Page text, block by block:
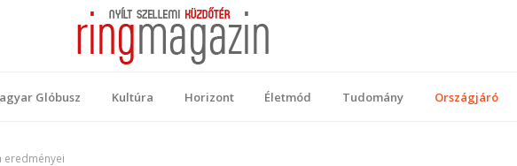
Glóbusz Kultúra Horizont Életmód Tudomány Országjáró
eredményei